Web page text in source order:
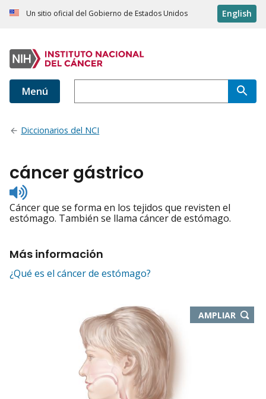
Un sitio oficial del Gobierno de Estados Unidos English
Menú
Diccionarios del NCI
cáncer gástrico
Listen
to
pronunciation
Cáncer que se forma en los tejidos que revisten el
estómago. También se llama cáncer de estómago.
Más información
¿Qué es el cáncer de estómago?
AMPLIAR-
ABRE